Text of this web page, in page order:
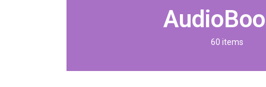
60 items